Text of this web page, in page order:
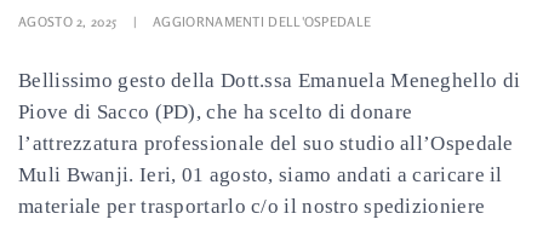
AGOSTO 2, 2025 | AGGIORNAMENTI DELL'OSPEDALE
Bellissimo gesto della Dott.ssa Emanuela Meneghello di
Piove di Sacco (PD), che ha scelto di donare
l’attrezzatura professionale del suo studio all’Ospedale
Muli Bwanji. Ieri, 01 agosto, siamo andati a caricare il
materiale per trasportarlo c/o il nostro spedizioniere